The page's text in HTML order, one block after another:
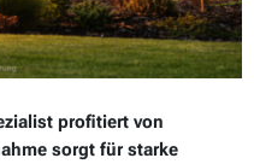
profitiert von
sorgt für starke